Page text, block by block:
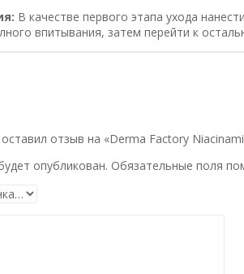
В качестве первого этапа ухода
впитывания, затем перейти к
отзыв на «Derma Factory
опубликован. Обязательные поля